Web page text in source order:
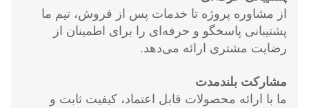
از مشاوره پروژه تا خدمات پس از فروش، تیم ما
پشتیبانی پاسخگو و حرفه‌ای را برای اطمینان از
رضایت مشتری ارائه می‌دهد.
مشارکت بلندمدت
ما با ارائه محصولات قابل اعتماد، کیفیت ثابت و